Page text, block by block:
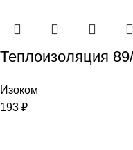
Теплоизоляция
Изоком
193 ₽